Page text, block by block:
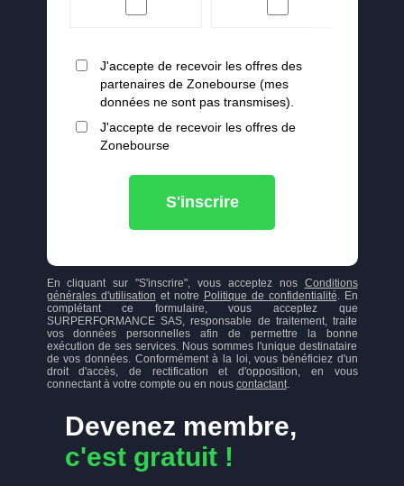
Devenez membre,
c'est gratuit !
J'accepte de recevoir les offres des
partenaires de Zonebourse (mes
données ne sont pas transmises).
J'accepte de recevoir les offres de
Zonebourse
S'inscrire
En cliquant sur "S'inscrire", vous acceptez nos Conditions
générales d'utilisation et notre Politique de confidentialité. En
complétant ce formulaire, vous acceptez que
SURPERFORMANCE SAS, responsable de traitement, traite
vos données personnelles afin de permettre la bonne
exécution de ses services. Nous sommes l'unique destinataire
de vos données. Conformément à la loi, vous bénéficiez d'un
droit d'accès, de rectification et d'opposition, en vous
connectant à votre compte ou en nous contactant.